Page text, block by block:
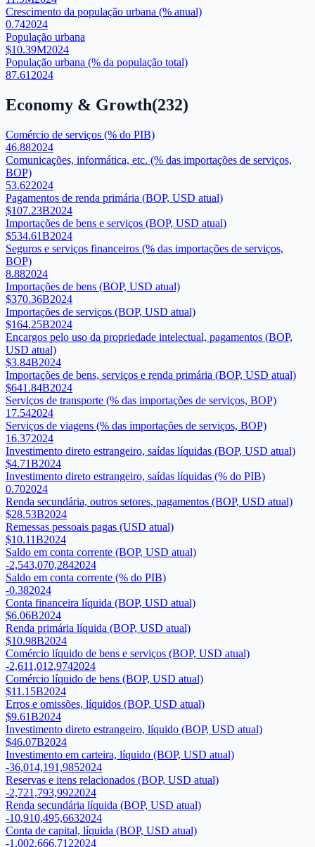
Crescimento da população urbana (% anual)
0.742024
População urbana
$10.39M2024
População urbana (% da população total)
87.61 2024
Economy & Growth(232)
Comércio de serviços (% do PIB)
46.882024
Comunicações, informática, etc. (% das importações de serviços,
BOP)
53.622024
Pagamentos de renda primária (BOP, USD atual)
$107.23B2024
Importações de bens e serviços (BOP, USD atual)
$534.61B2024
Seguros e serviços financeiros (% das importações de serviços,
BOP)
8.882024
Importações de bens (BOP, USD atual)
$370.36B2024
Importações de serviços (BOP, USD atual)
$164.25B2024
Encargos pelo uso da propriedade intelectual, pagamentos (BOP,
USD atual)
$3.84B2024
Importações de bens, serviços e renda primária (BOP, USD atual)
$641.84B2024
Serviços de transporte (% das importações de serviços, BOP)
17.542024
Serviços de viagens (% das importações de serviços, BOP)
16.372024
Investimento direto estrangeiro, saídas líquidas (BOP, USD atual)
$4.71B2024
Investimento direto estrangeiro, saídas líquidas (% do PIB)
0.702024
Renda secundária, outros setores, pagamentos (BOP, USD atual)
$28.53B2024
Remessas pessoais pagas (USD atual)
$10.11B2024
Saldo em conta corrente (BOP, USD atual)
-2,543,070,2842024
Saldo em conta corrente (% do PIB)
-0.382024
Conta financeira líquida (BOP, USD atual)
$6.06B2024
Renda primária líquida (BOP, USD atual)
$10.98B2024
Comércio líquido de bens e serviços (BOP, USD atual)
-2,611,012,9742024
Comércio líquido de bens (BOP, USD atual)
$11.15B2024
Erros e omissões, líquidos (BOP, USD atual)
$9.61B2024
Investimento direto estrangeiro, líquido (BOP, USD atual)
$46.07B2024
Investimento em carteira, líquido (BOP, USD atual)
-36,014,191,9852024
Reservas e itens relacionados (BOP, USD atual)
-2,721,793,9922024
Renda secundária líquida (BOP, USD atual)
-10,910,495,6632024
Conta de capital, líquida (BOP, USD atual)
-1,002,666,7122024